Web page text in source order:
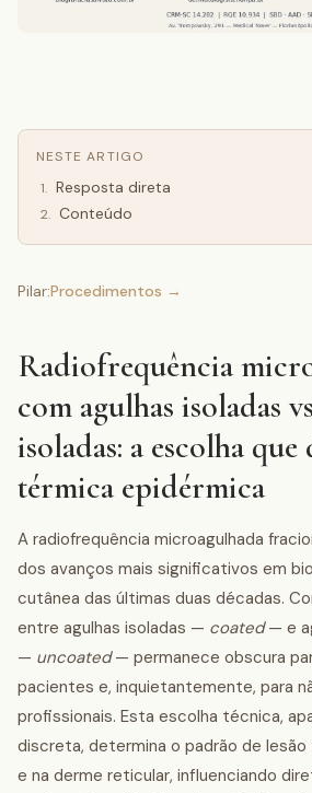
NESTE ARTIGO
1. Resposta direta
2. Conteúdo
Pilar:Procedimentos →
Radiofrequência
com agulhas isoladas
isoladas: a escolha que
térmica epidérmica
A radiofrequência microagulhada
dos avanços mais significativos em
cutânea das últimas duas décadas.
entre agulhas isoladas — coated— e
— uncoated— permanece obscura
pacientes e, inquietantemente, para
profissionais. Esta escolha técnica,
discreta, determina o padrão de
e na derme reticular, influenciando